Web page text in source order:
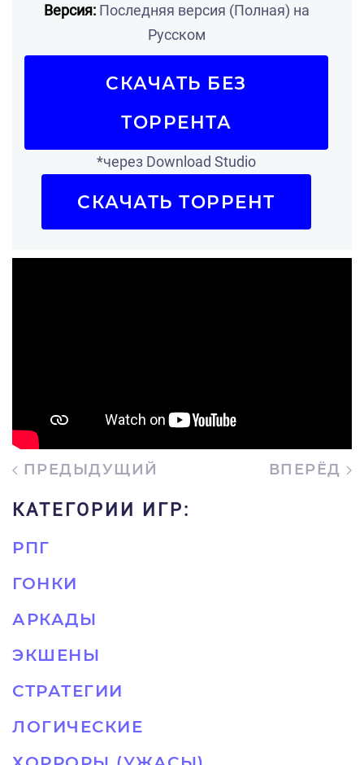
Версия:Последняя версия (Полная) на
Русском
СКАЧАТЬ БЕЗ
ТОРРЕНТА
*через Download Studio
СКАЧАТЬ ТОРРЕНТ
ПРЕДЫДУЩИЙ ВПЕРЁД
КАТЕГОРИИ ИГР:
РПГ
ГОНКИ
АРКАДЫ
ЭКШЕНЫ
СТРАТЕГИИ
ЛОГИЧЕСКИЕ